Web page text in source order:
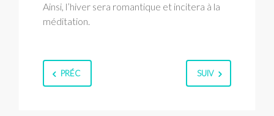
Ainsi, l’hiver sera romantique et incitera à la
méditation.
PRÉC SUIV